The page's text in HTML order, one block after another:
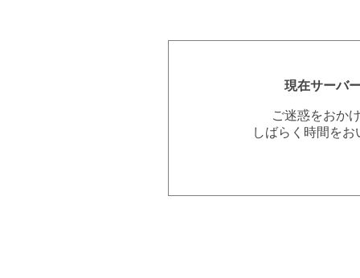
現在サーバ
ご迷惑をおか
しばらく時間を